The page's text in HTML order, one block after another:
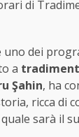
di
uno dei
a
Şahin, ha
ricca di
sarà il